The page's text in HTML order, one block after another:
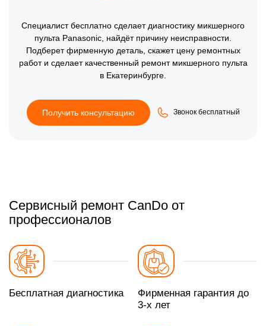
Специалист бесплатно сделает диагностику микшерного
пульта Panasonic, найдёт причину неисправности.
Подберет фирменную деталь, скажет цену ремонтных
работ и сделает качественный ремонт микшерного пульта
в Екатеринбурге.
Получить консультацию Звонок бесплатный
Сервисный ремонт CanDo от
профессионалов
Бесплатная диагностика
Фирменная гарантия до
3-х лет